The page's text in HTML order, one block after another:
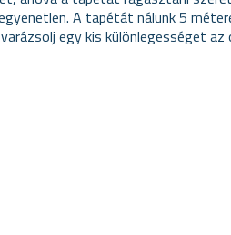
A tapétát nálunk 5
egy kis különlegességet